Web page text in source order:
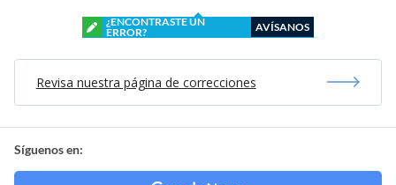
¿ENCONTRASTE UN
ERROR?
AVÍSANOS
Revisa nuestra página de correcciones
Síguenos en: